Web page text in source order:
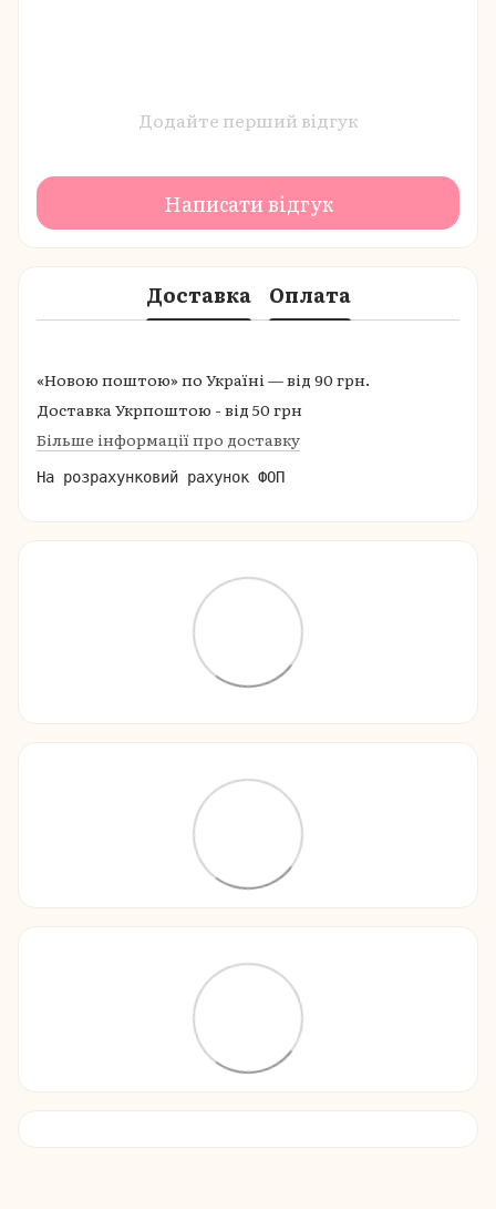
Додайте перший відгук
Написати відгук
Доставка Оплата
«Новою поштою» по Україні — від 90 грн.
Доставка Укрпоштою - від 50 грн
Більше інформації про доставку
На розрахунковий рахунок ФОП